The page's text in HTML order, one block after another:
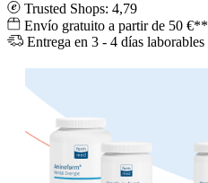
Trusted Shops: 4,79
Envío gratuito a partir de 50 €**
Entrega en 3 - 4 días laborables